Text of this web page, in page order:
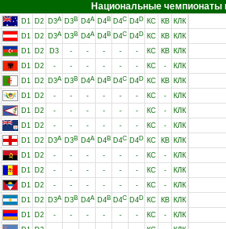
Национальные чемпионаты
D1 D2 D3A D3B D4A D4B D4C D4D КС КВ КЛК
D1 D2 D3A D3B D4A D4B D4C D4D КС КВ КЛК
D1 D2 D3 - - - - - КС КВ КЛК
D1 D2 - - - - - - КС - КЛК
D1 D2 D3A D3B D4A D4B D4C D4D КС КВ КЛК
D1 D2 - - - - - - КС - КЛК
D1 D2 - - - - - - КС - КЛК
D1 D2 - - - - - - КС - КЛК
D1 D2 D3A D3B D4A D4B D4C D4D КС КВ КЛК
D1 D2 - - - - - - КС - КЛК
D1 D2 - - - - - - КС - КЛК
D1 D2 - - - - - - КС - КЛК
D1 D2 D3A D3B D4A D4B D4C D4D КС КВ КЛК
D1 D2 - - - - - - КС - КЛК